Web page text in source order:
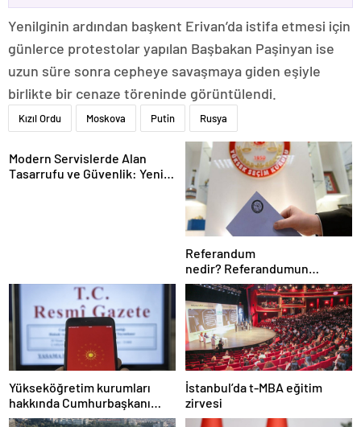
Yenilginin ardından başkent Erivan’da istifa etmesi için
günlerce protestolar yapılan Başbakan Paşinyan ise
uzun süre sonra cepheye savaşmaya giden eşiyle
birlikte bir cenaze töreninde görüntülendi.
Kızıl Ordu Moskova Putin Rusya
Modern Servislerde Alan
Tasarrufu ve Güvenlik: Yeni
Referandum
nedir? Referandumun
yapılma nedenleri
Yükseköğretim kurumları
hakkında Cumhurbaşkanı
kararı Resmi Gazete’de
İstanbul’da t-MBA eğitim
zirvesi